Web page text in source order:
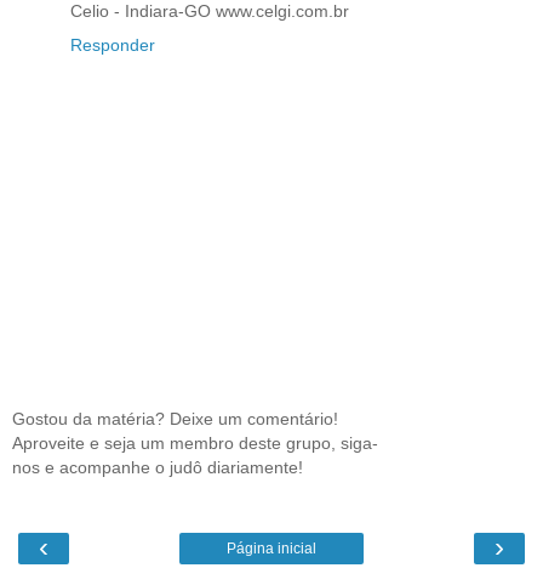
Celio - Indiara-GO www.celgi.com.br
Responder
Gostou da matéria? Deixe um comentário!
Aproveite e seja um membro deste grupo, siga-
nos e acompanhe o judô diariamente!
‹ ›
Página inicial